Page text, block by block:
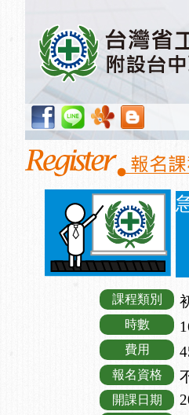
課程類別
時數
費用
報名資格
開課日期